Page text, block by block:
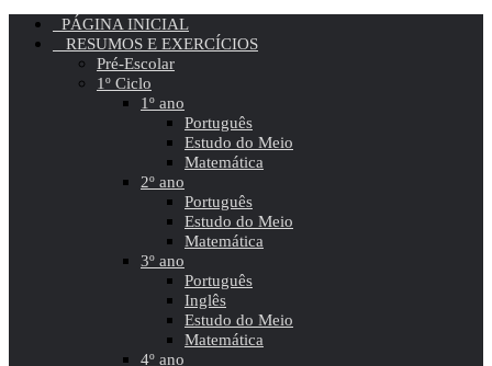
PÁGINA INICIAL
RESUMOS E EXERCÍCIOS
Pré-Escolar
1º Ciclo
1º ano
Português
Estudo do Meio
Matemática
2º ano
Português
Estudo do Meio
Matemática
3º ano
Português
Inglês
Estudo do Meio
Matemática
4º ano